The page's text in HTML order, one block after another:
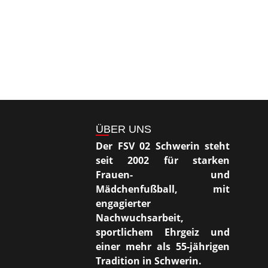
ÜBER UNS
Der FSV 02 Schwerin steht
seit 2002 für starken
Frauen- und
Mädchenfußball, mit
engagierter
Nachwuchsarbeit,
sportlichem Ehrgeiz und
einer mehr als 55-jährigen
Tradition in Schwerin.